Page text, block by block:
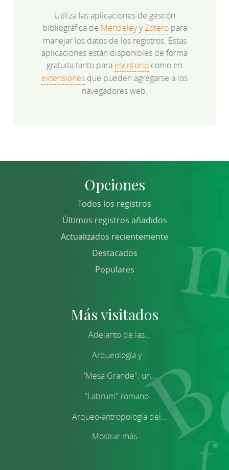
Utiliza las aplicaciones de gestión
bibliográfica de MendeleyyZoteropara
manejar los datos de los registros. Estas
aplicaciones están disponibles de forma
gratuita tanto para escritorio como en
extensiones que pueden agregarse a los
navegadores web.
Opciones
Todos los registros
Últimos registros añadidos
Actualizados recientemente
Destacados
Populares
Más visitados
Adelanto de las...
Arqueología y...
''Mesa Grande'': un...
''Labrum'' romano...
Arqueo-antropología del...
Mostrar más